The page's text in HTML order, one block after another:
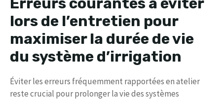
lors de l’entretien pour
maximiser la durée de vie
du système d’irrigation
Éviter les erreurs fréquemment rapportées en atelier
reste crucial pour prolonger la vie des systèmes